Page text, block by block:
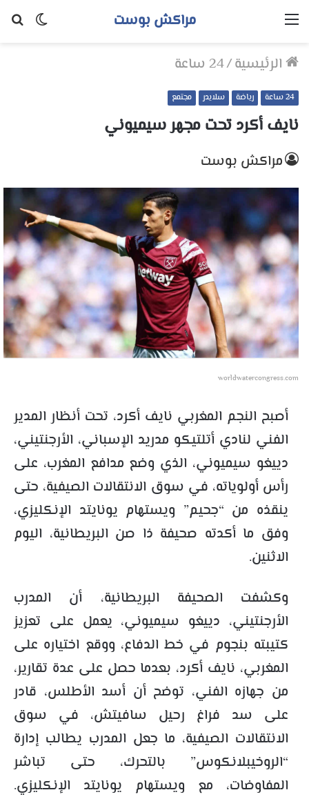
الوضع
مراكش بوست القائمة
الرئيسية/24 ساعة
24 ساعة رياضة سلايدر مجتمع
نايف أكرد تحت مجهر سيميوني
مراكش بوست
worldwatercongress.com
أصبح النجم المغربي نايف أكرد، تحت أنظار المدير
الفني لنادي أتلتيكو مدريد الإسباني، الأرجنتيني،
دييغو سيميوني، الذي وضع مدافع المغرب، على
رأس أولوياته، في سوق الانتقالات الصيفية، حتى
ينقذه من “جحيم” ويستهام يونايتد الإنكليزي،
وفق ما أكدته صحيفة ذا صن البريطانية، اليوم
الاثنين.
وكشفت الصحيفة البريطانية، أن المدرب
الأرجنتيني، دييغو سيميوني، يعمل على تعزيز
كتيبته بنجوم في خط الدفاع، ووقع اختياره على
المغربي، نايف أكرد، بعدما حصل على عدة تقارير،
من جهازه الفني، توضح أن أسد الأطلس، قادر
على سد فراغ رحيل سافيتش، في سوق
الانتقالات الصيفية، ما جعل المدرب يطالب إدارة
“الروخيبلانكوس” بالتحرك، حتى تباشر
المفاوضات، مع ويستهام يونايتد الإنكليزي.